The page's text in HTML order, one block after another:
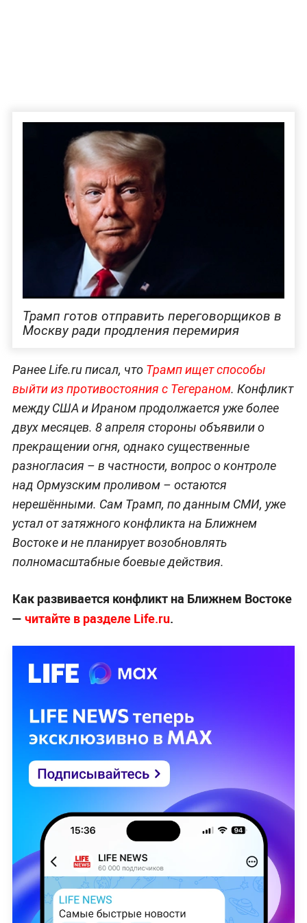
Трамп готов отправить переговорщиков в
Москву ради продления перемирия
Ранее Life.ru писал, что Трамп ищет способы
выйти из противостояния с Тегераном. Конфликт
между США и Ираном продолжается уже более
двух месяцев. 8 апреля стороны объявили о
прекращении огня, однако существенные
разногласия – в частности, вопрос о контроле
над Ормузским проливом – остаются
нерешёнными. Сам Трамп, по данным СМИ, уже
устал от затяжного конфликта на Ближнем
Востоке и не планирует возобновлять
полномасштабные боевые действия.
Как развивается конфликт на Ближнем Востоке
— читайте в разделе Life.ru.